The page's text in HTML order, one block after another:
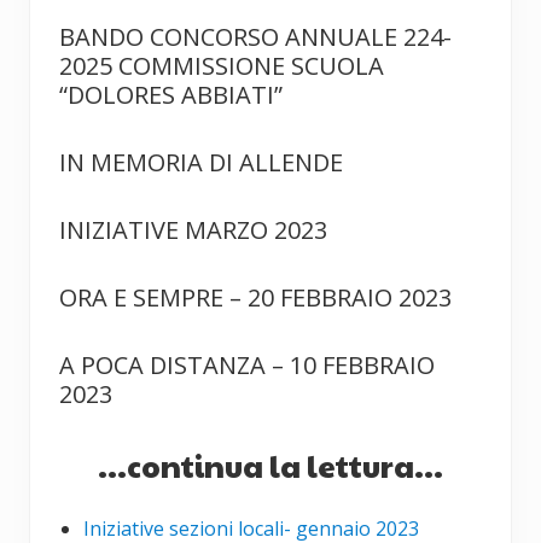
BANDO CONCORSO ANNUALE 224-
2025 COMMISSIONE SCUOLA
“DOLORES ABBIATI”
IN MEMORIA DI ALLENDE
INIZIATIVE MARZO 2023
ORA E SEMPRE – 20 FEBBRAIO 2023
A POCA DISTANZA – 10 FEBBRAIO
2023
...continua la lettura...
Iniziative sezioni locali- gennaio 2023